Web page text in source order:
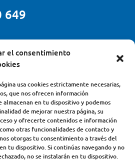
el consentimiento
usa cookies estrictamente necesarias,
que nos ofrecen información
almacenan en tu dispositivo y podemos
de mejorar nuestra página, su
y ofrecerte contenidos e información
otras funcionalidades de contacto y
otorgas tu consentimiento a través del
tu dispositivo. Si continúas navegando y no
no se instalarán en tu dispositivo.
649
Sagrado Corazón
s/n – 34200 – Venta de Baños
979770649